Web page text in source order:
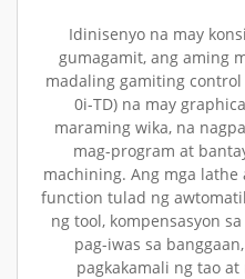
Idinisenyo na may
gumagamit, ang aming
madaling gamiting control
0i-TD) na may
maraming wika, na
mag-program at
machining. Ang mga
function tulad ng
ng tool, kompensasyon
pag-iwas sa
pagkakamali ng tao